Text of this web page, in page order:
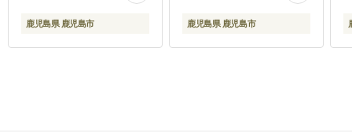
鹿児島県 鹿児島市 鹿児島県 鹿児島市